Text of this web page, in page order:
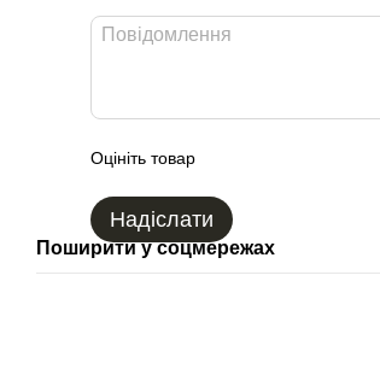
Оцініть товар
Надіслати
Поширити у соцмережах